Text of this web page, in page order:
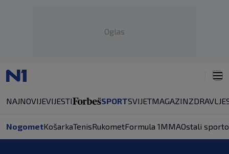
Oglas
NAJNOVIJEVIJESTI SPORTSVIJETMAGAZINZDRAVLJE
NogometKošarkaTenisRukometFormula 1MMAOstali